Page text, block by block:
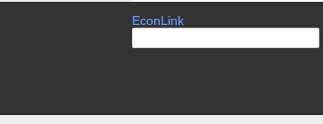
EconLink